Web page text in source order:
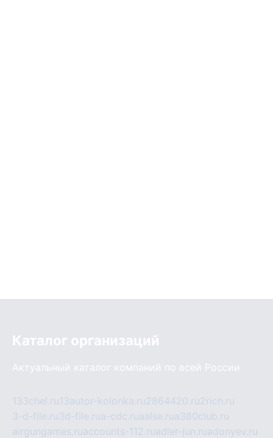
Каталог организаций
Актуальный каталог компаний по всей России
133chel.ru13autor-kolonka.ru2864420.ru2rich.ru
3-d-file.ru3d-file.rua-cdc.ruaalse.rua380club.ru
airgungames.ruaccounts-112.ruadler-jun.ruadonyev.ru